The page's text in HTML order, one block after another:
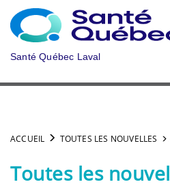
Aller au menu principal
Santé Québec Laval
ACCUEIL TOUTES LES NOUVELLES
Toutes les